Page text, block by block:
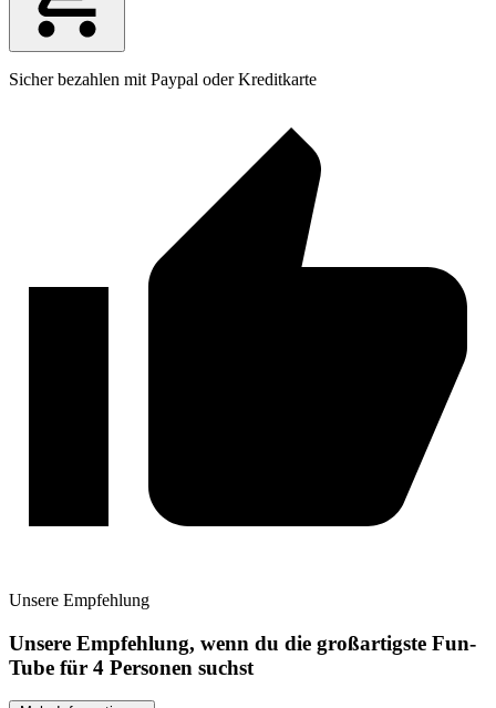
Sicher bezahlen mit Paypal oder Kreditkarte
Unsere Empfehlung
Unsere Empfehlung, wenn du die großartigste Fun-
Tube für 4 Personen suchst